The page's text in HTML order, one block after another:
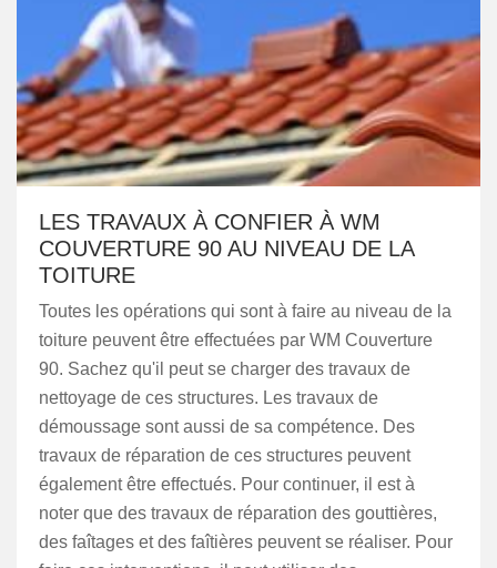
LES TRAVAUX À CONFIER À WM
COUVERTURE 90 AU NIVEAU DE LA
TOITURE
Toutes les opérations qui sont à faire au niveau de la
toiture peuvent être effectuées par WM Couverture
90. Sachez qu'il peut se charger des travaux de
nettoyage de ces structures. Les travaux de
démoussage sont aussi de sa compétence. Des
travaux de réparation de ces structures peuvent
également être effectués. Pour continuer, il est à
noter que des travaux de réparation des gouttières,
des faîtages et des faîtières peuvent se réaliser. Pour